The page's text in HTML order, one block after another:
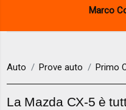
Marco
Auto Prove auto Primo
La Mazda CX-5 è